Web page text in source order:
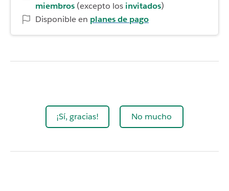
miembros (excepto los invitados)
Disponible en planes de pago
¡Sí, gracias! No mucho